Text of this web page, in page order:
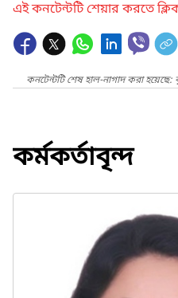
এই কনটেন্টটি শেয়ার করতে
কনটেন্টটি শেষ হাল-নাগাদ করা
কর্মকর্তাবৃন্দ